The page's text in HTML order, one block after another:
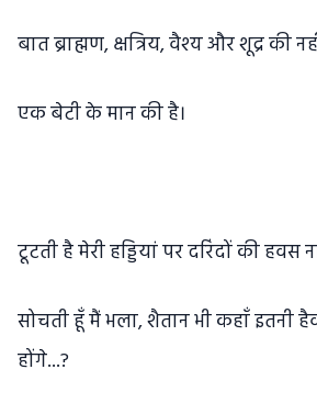
बात ब्राह्मण, क्षत्रिय, वैश्य और शूद्र की
एक बेटी के मान की है।
टूटती है मेरी हड्डियां पर दरिंदों की हवस
सोचती हूँ मैं भला, शैतान भी कहाँ इतनी
होंगे...?